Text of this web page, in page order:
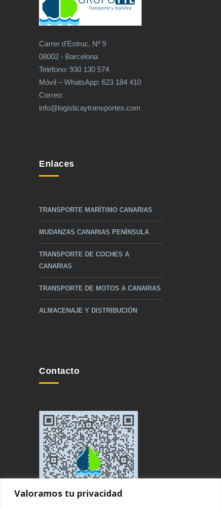
Valoramos tu privacidad
Carrer d'Estruc, Nº 9
08002 - Barcelona
Teléfono: 930 130 574
Móvil – WhatsApp: 623 184 410
Correo:
info@logisticaytransportes.com
Enlaces
TRANSPORTE MARÍTIMO CANARIAS
MUDANZAS CANARIAS PENÍNSULA
TRANSPORTE DE COCHES A
CANARIAS
TRANSPORTE DE MOTOS A CANARIAS
ALMACENAJE Y DISTRIBUCIÓN
Contacto